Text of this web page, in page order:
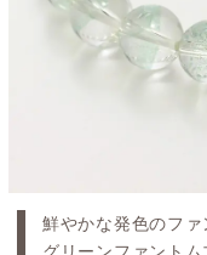
鮮やかな発色のフ